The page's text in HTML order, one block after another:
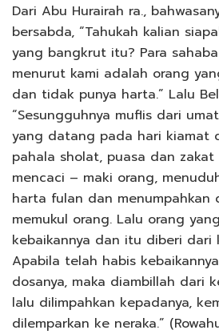
Dari Abu Hurairah ra.,
bersabda, “Tahukah kalian
yang bangkrut itu? Para
menurut kami adalah orang
dan tidak punya harta.” Lalu
“Sesungguhnya muflis dari
yang datang pada hari kiamat
pahala sholat, puasa dan
mencaci – maki orang,
harta fulan dan menumpahkan
memukul orang. Lalu orang
kebaikannya dan itu diberi dari
Apabila telah habis
dosanya, maka diambillah dari
lalu dilimpahkan kepadanya,
dilemparkan ke neraka.”